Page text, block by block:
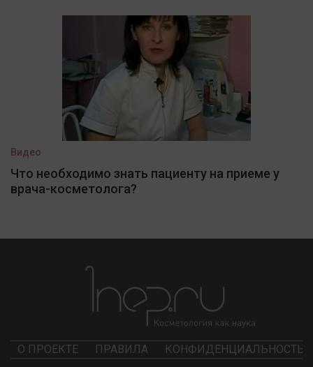
Видео
Что необходимо знать пациенту на приеме у
врача-косметолога?
О ПРОЕКТЕ ПРАВИЛА КОНФИДЕНЦИАЛЬНОСТЬ